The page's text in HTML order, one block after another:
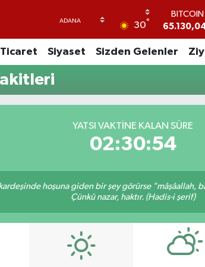
30°
BITCOIN
DOLAR
47,7106
EURO
6618.49
BİST100
13.773
Ticaret Siyaset Sizden Gelenler
YATSI VAKTINE KALAN SÜRE
02:30:54
hoşuna giden bir şey görürse
Çünkü nazar, haktır. (Hadis-i şerif)